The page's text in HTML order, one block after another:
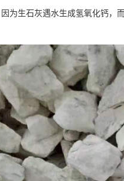
为生石灰遇水生成氢氧化钙，